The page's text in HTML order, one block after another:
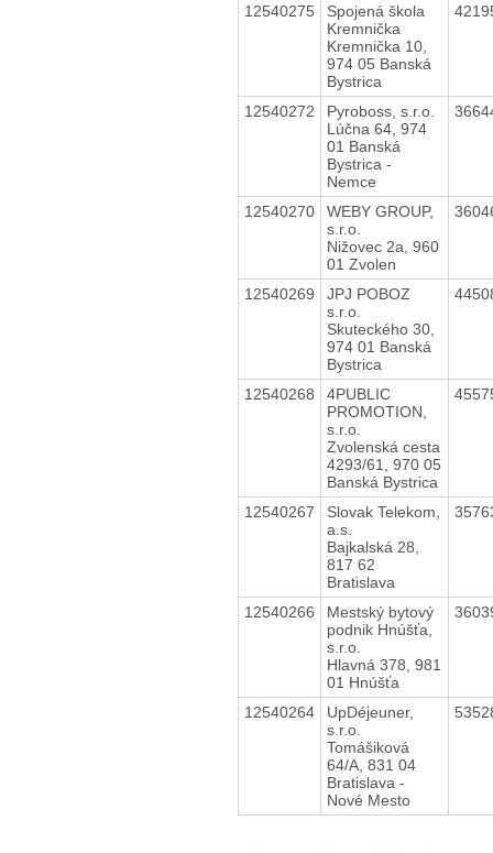
12540275
Spojená škola
Kremnička
Kremnička 10,
974 05 Banská
Bystrica
12540272
Pyroboss, s.r.o.
Lúčna 64, 974
01 Banská
Bystrica -
Nemce
12540270
WEBY GROUP,
s.r.o.
Nižovec 2a, 960
01 Zvolen
12540269
JPJ POBOZ
s.r.o.
Skuteckého 30,
974 01 Banská
Bystrica
12540268
4PUBLIC
PROMOTION,
s.r.o.
Zvolenská cesta
4293/61, 970 05
Banská Bystrica
12540267
Slovak Telekom,
a.s.
Bajkalská 28,
817 62
Bratislava
12540266
Mestský bytový
podnik Hnúšťa,
s.r.o.
Hlavná 378, 981
01 Hnúšťa
12540264
UpDéjeuner,
s.r.o.
Tomášiková
64/A, 831 04
Bratislava -
Nové Mesto